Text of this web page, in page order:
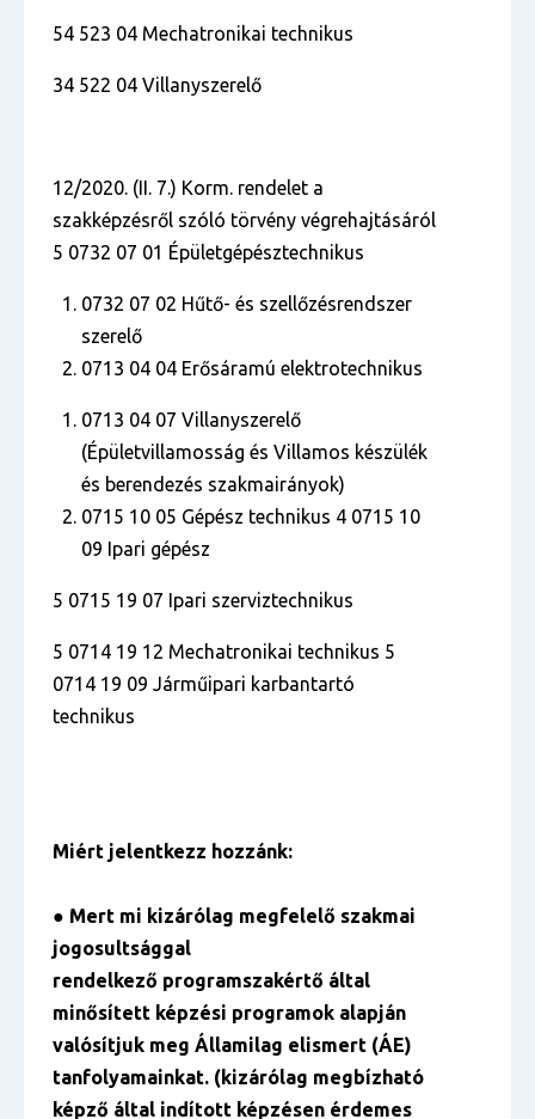
54 523 04 Mechatronikai technikus
34 522 04 Villanyszerelő
12/2020. (II. 7.) Korm. rendelet a
szakképzésről szóló törvény végrehajtásáról
5 0732 07 01 Épületgépésztechnikus
0732 07 02 Hűtő- és szellőzésrendszer
szerelő
0713 04 04 Erősáramú elektrotechnikus
0713 04 07 Villanyszerelő
(Épületvillamosság és Villamos készülék
és berendezés szakmairányok)
0715 10 05 Gépész technikus 4 0715 10
09 Ipari gépész
5 0715 19 07 Ipari szerviztechnikus
5 0714 19 12 Mechatronikai technikus 5
0714 19 09 Járműipari karbantartó
technikus
Miért jelentkezz hozzánk:
● Mert mi kizárólag megfelelő szakmai
jogosultsággal
rendelkező programszakértő által
minősített képzési programok alapján
valósítjuk meg Államilag elismert (ÁE)
tanfolyamainkat. (kizárólag megbízható
képző által indított képzésen érdemes